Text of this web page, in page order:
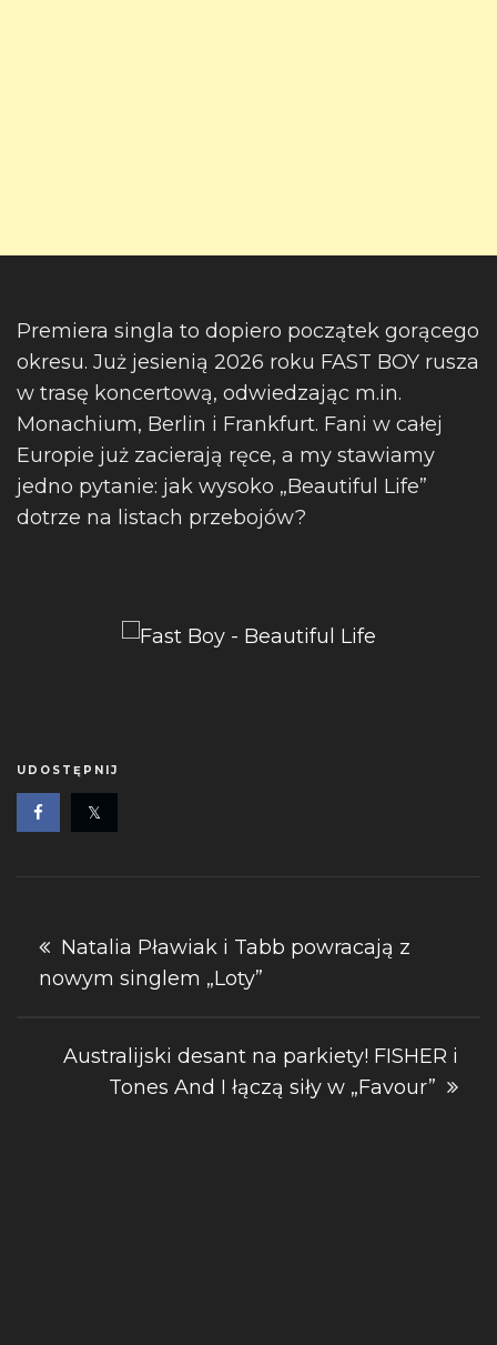
Premiera singla to dopiero początek gorącego
okresu. Już jesienią 2026 roku FAST BOY rusza
w trasę koncertową, odwiedzając m.in.
Monachium, Berlin i Frankfurt. Fani w całej
Europie już zacierają ręce, a my stawiamy
jedno pytanie: jak wysoko „Beautiful Life”
dotrze na listach przebojów?
UDOSTĘPNIJ
Nawigacja
wpisu
Natalia Pławiak i Tabb powracają z
nowym singlem „Loty”
Australijski desant na parkiety! FISHER i
Tones And I łączą siły w „Favour”